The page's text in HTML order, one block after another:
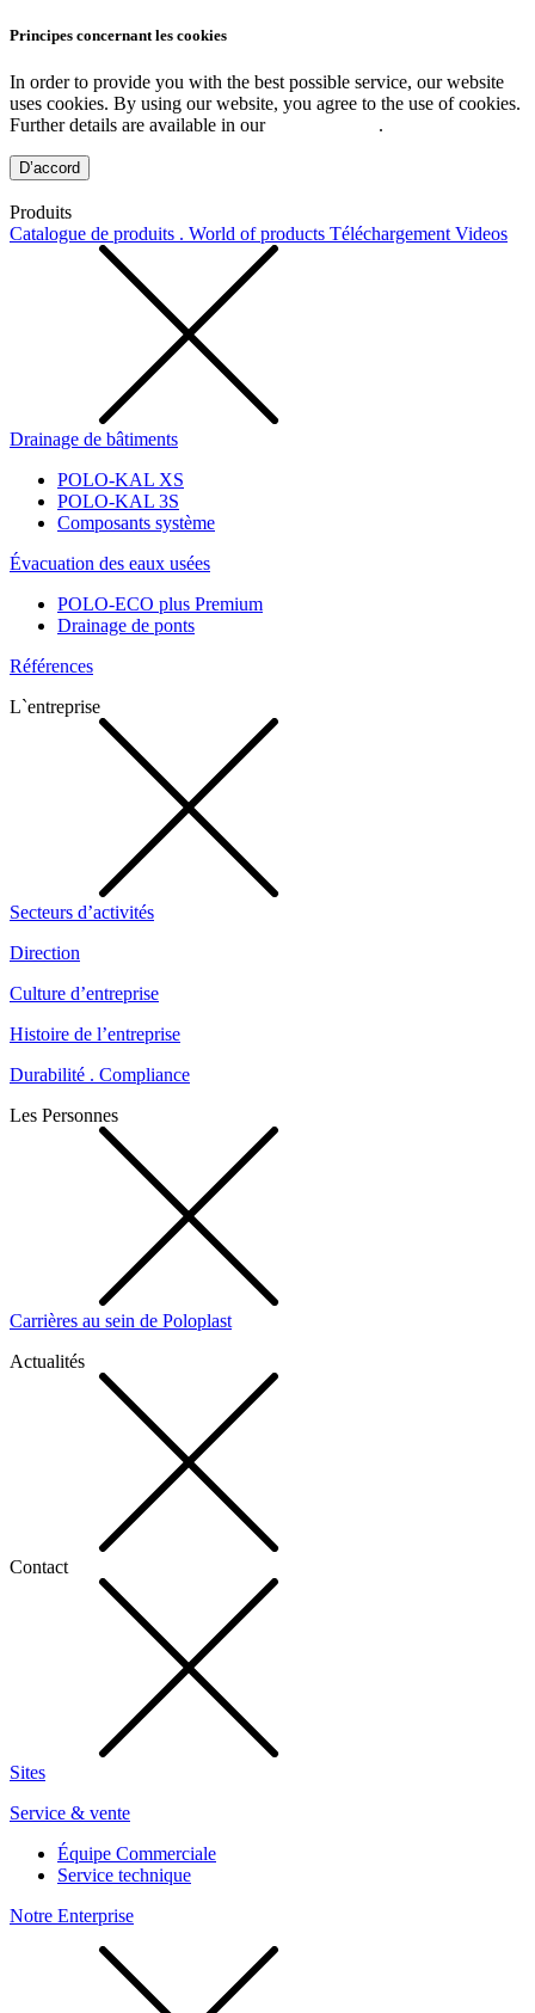
Principes concernant les cookies
In order to provide you with the best possible service, our website
uses cookies. By using our website, you agree to the use of cookies.
Further details are available in our
.
D’accord
Produits
Catalogue de produits . World of products Téléchargement Videos
Drainage de bâtiments
POLO-KAL XS
POLO-KAL 3S
Composants système
Évacuation des eaux usées
POLO-ECO plus Premium
Drainage de ponts
Références
L`entreprise
Secteurs d’activités
Direction
Culture d’entreprise
Histoire de l’entreprise
Durabilité . Compliance
Les Personnes
Carrières au sein de Poloplast
Actualités
Contact
Sites
Service & vente
Équipe Commerciale
Service technique
Notre Enterprise